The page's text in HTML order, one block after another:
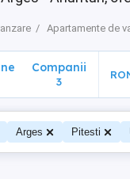
Apartamente de
Companii
3
Arges Pitesti